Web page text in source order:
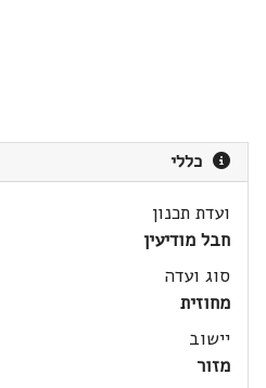
כללי
ועדת תכנון
חבל מודיעין
סוג ועדה
מחוזית
יישוב
מזור